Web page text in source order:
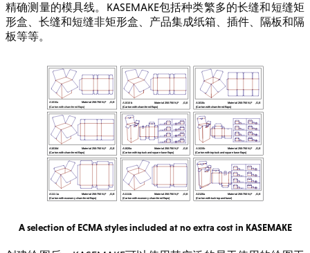
精确测量的模具线。KASEMAKE包括种类繁多的长缝和短缝矩
形盒、长缝和短缝非矩形盒、产品集成纸箱、插件、隔板和隔
板等等。
A selection of ECMA styles included at no extra cost in KASEMAKE